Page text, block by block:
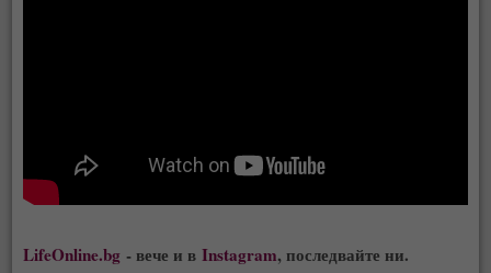
LifeOnline.bg - вече и вInstagram, последвайте ни.